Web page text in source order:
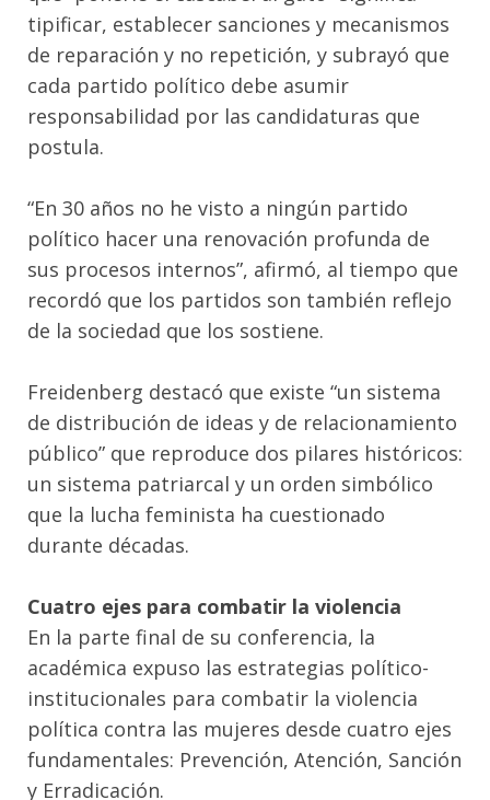
tipificar, establecer sanciones y mecanismos
de reparación y no repetición, y subrayó que
cada partido político debe asumir
responsabilidad por las candidaturas que
postula.
“En 30 años no he visto a ningún partido
político hacer una renovación profunda de
sus procesos internos”, afirmó, al tiempo que
recordó que los partidos son también reflejo
de la sociedad que los sostiene.
Freidenberg destacó que existe “un sistema
de distribución de ideas y de relacionamiento
público” que reproduce dos pilares históricos:
un sistema patriarcal y un orden simbólico
que la lucha feminista ha cuestionado
durante décadas.
Cuatro ejes para combatir la violencia
En la parte final de su conferencia, la
académica expuso las estrategias político-
institucionales para combatir la violencia
política contra las mujeres desde cuatro ejes
fundamentales: Prevención, Atención, Sanción
y Erradicación.